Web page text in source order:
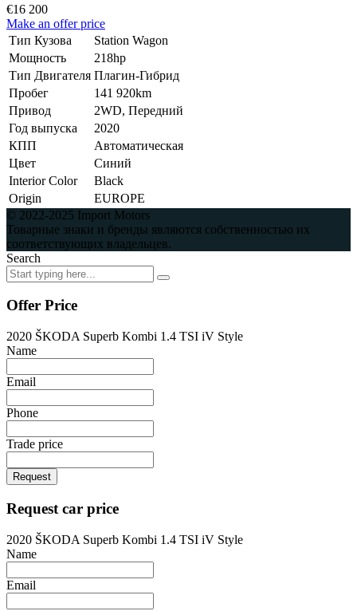
€16 200
Make an offer price
Тип Кузова
Station Wagon
Мощность
218hp
Тип Двигателя Плагин-Гибрид
Пробег
141 920km
Привод
2WD, Передний
Год выпуска
2020
КПП
Автоматическая
Цвет
Синий
Interior Color
Black
Origin
EUROPE
© 2022-2025 Import Motors
Товарные знаки и бренды являются собственностью их
соответствующих владельцев.
Search
Offer Price
2020 ŠKODA Superb Kombi 1.4 TSI iV Style
Name
Email
Phone
Trade price
Request
Request car price
2020 ŠKODA Superb Kombi 1.4 TSI iV Style
Name
Email